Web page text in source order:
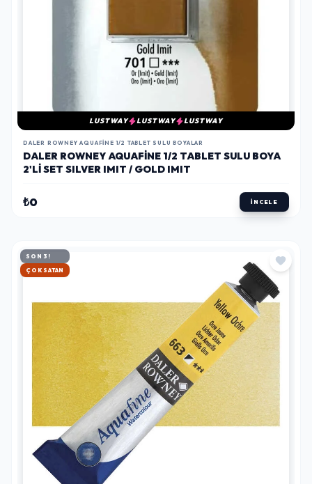
LUSTWAY LUSTWAY LUSTWAY
DALER ROWNEY AQUAFINE 1/2 TABLET SULU BOYALAR
DALER ROWNEY AQUAFINE 1/2 TABLET SULU BOYA
2'LI SET SILVER IMIT / GOLD IMIT
₺0 İNCELE
SON 3!
HIZLI KARGO